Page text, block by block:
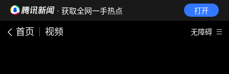
· 获取全网一手热点 打开
首页 视频 无障碍